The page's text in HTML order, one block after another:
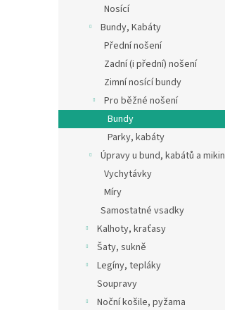
Nosící
Bundy, Kabáty
Přední nošení
Zadní (i přední) nošení
Zimní nosící bundy
Pro běžné nošení
Bundy
Parky, kabáty
Úpravy u bund, kabátů a mikin
Vychytávky
Míry
Samostatné vsadky
Kalhoty, kraťasy
Šaty, sukně
Legíny, tepláky
Soupravy
Noční košile, pyžama